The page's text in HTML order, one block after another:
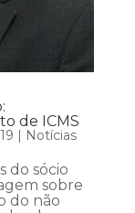
de ICMS
| Notícias
do sócio
sobre
do não